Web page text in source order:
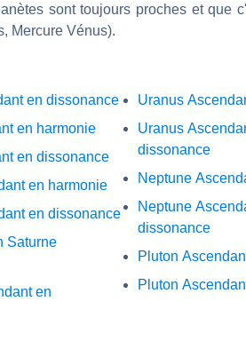
sont toujours proches et que
Mercure Vénus).
en dissonance
en harmonie
en dissonance
en harmonie
en dissonance
Saturne
en
Uranus
Uranus
dissonance
Neptune
Neptune
dissonance
Pluton
Pluton